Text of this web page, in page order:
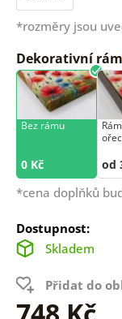
*rozměry jsou
Dekorativní rám
Bez rámu
0 Kč od
*cena doplňků
Dostupnost:
Skladem
Přidat do